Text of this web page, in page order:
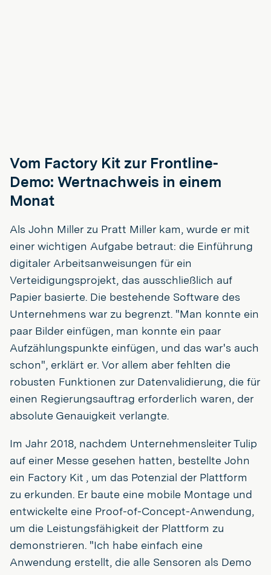
Vom Factory Kit zur Frontline-
Demo: Wertnachweis in einem
Monat
Als John Miller zu Pratt Miller kam, wurde er mit
einer wichtigen Aufgabe betraut: die Einführung
digitaler Arbeitsanweisungen für ein
Verteidigungsprojekt, das ausschließlich auf
Papier basierte. Die bestehende Software des
Unternehmens war zu begrenzt. "Man konnte ein
paar Bilder einfügen, man konnte ein paar
Aufzählungspunkte einfügen, und das war's auch
schon", erklärt er. Vor allem aber fehlten die
robusten Funktionen zur Datenvalidierung, die für
einen Regierungsauftrag erforderlich waren, der
absolute Genauigkeit verlangte.
Im Jahr 2018, nachdem Unternehmensleiter Tulip
auf einer Messe gesehen hatten, bestellte John
ein Factory Kit , um das Potenzial der Plattform
zu erkunden. Er baute eine mobile Montage und
entwickelte eine Proof-of-Concept-Anwendung,
um die Leistungsfähigkeit der Plattform zu
demonstrieren. "Ich habe einfach eine
Anwendung erstellt, die alle Sensoren als Demo